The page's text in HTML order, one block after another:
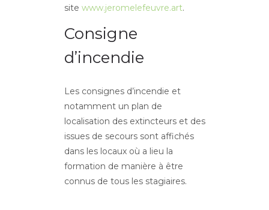
site www.jeromelefeuvre.art.
Consigne
d’incendie
Les consignes d’incendie et
notamment un plan de
localisation des extincteurs et des
issues de secours sont affichés
dans les locaux où a lieu la
formation de manière à être
connus de tous les stagiaires.